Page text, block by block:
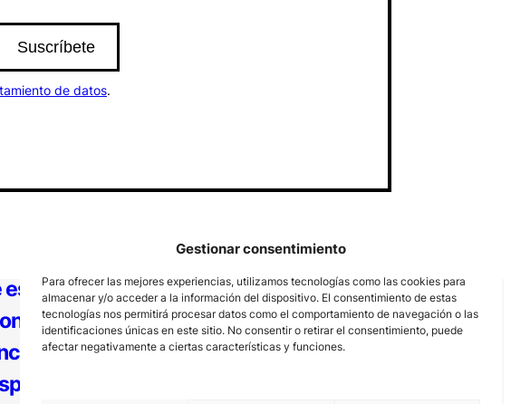
Gestionar consentimiento
Para ofrecer las mejores experiencias, utilizamos tecnologías como las cookies para
almacenar y/o acceder a la información del dispositivo. El consentimiento de estas
tecnologías nos permitirá procesar datos como el comportamiento de navegación o las
identificaciones únicas en este sitio. No consentir o retirar el consentimiento, puede
afectar negativamente a ciertas características y funciones.
de datos.
espacios